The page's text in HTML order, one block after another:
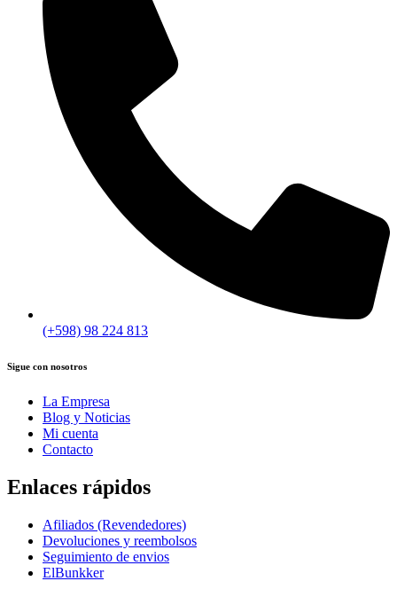
(+598) 98 224 813
Sigue con nosotros
La Empresa
Blog y Noticias
Mi cuenta
Contacto
Enlaces rápidos
Afiliados (Revendedores)
Devoluciones y reembolsos
Seguimiento de envios
ElBunkker